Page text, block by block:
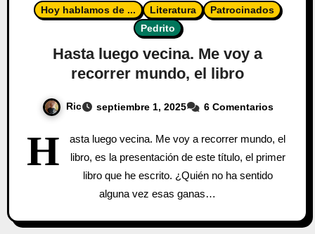
Hoy hablamos de ... Literatura
Patrocinados
Pedrito
Hasta luego vecina. Me voy a
recorrer mundo, el libro
Ric septiembre 1, 2025 6 Comentarios
H
asta luego vecina. Me voy a recorrer mundo, el
libro, es la presentación de este título, el primer
libro que he escrito. ¿Quién no ha sentido
alguna vez esas ganas…